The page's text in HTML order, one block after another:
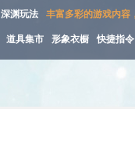
深渊玩法 丰富多彩的游戏内容
道具集市 形象衣橱 快捷指令